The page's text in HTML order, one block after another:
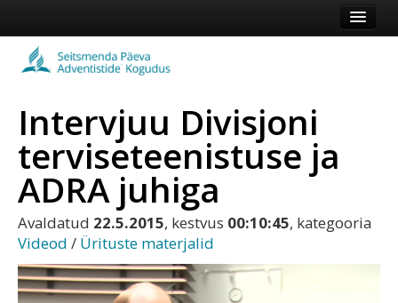
Koduleht
Vaata veel
Intervjuu Divisjoni
terviseteenistuse ja
ADRA juhiga
Avaldatud 22.5.2015, kestvus 00:10:45, kategooria
Videod / Ürituste materjalid